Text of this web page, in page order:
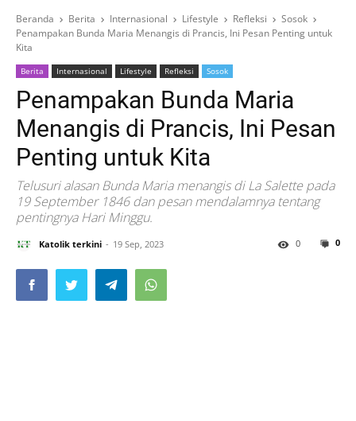
Beranda Berita Internasional Lifestyle Refleksi
Sosok
Penampakan Bunda Maria Menangis di Prancis, Ini Pesan Penting untuk
Kita
Berita Internasional Lifestyle Refleksi Sosok
Penampakan Bunda Maria
Menangis di Prancis, Ini Pesan
Penting untuk Kita
Telusuri alasan Bunda Maria menangis di La Salette pada
19 September 1846 dan pesan mendalamnya tentang
pentingnya Hari Minggu.
Katolik terkini 19 Sep, 2023 0
0